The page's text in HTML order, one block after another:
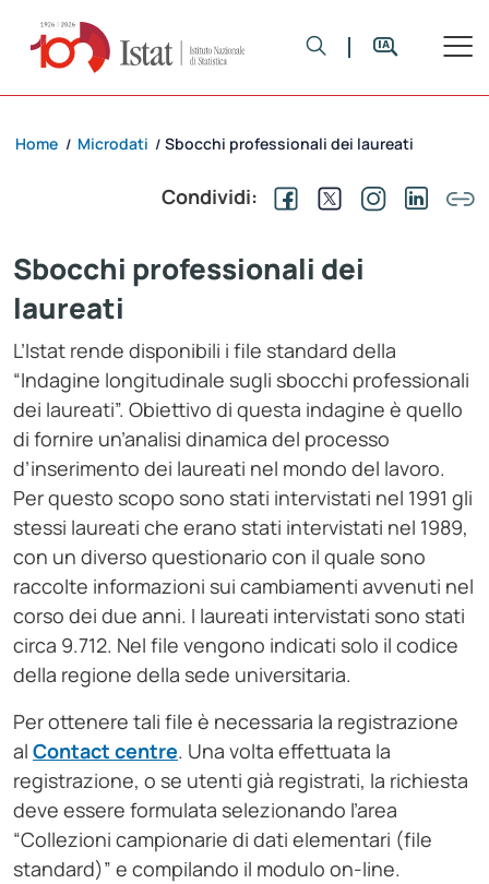
Home / Microdati / Sbocchi professionali dei laureati
Condividi:
Sbocchi professionali dei
laureati
L’Istat rende disponibili i file standard della
“Indagine longitudinale sugli sbocchi professionali
dei laureati”. Obiettivo di questa indagine è quello
di fornire un’analisi dinamica del processo
d’inserimento dei laureati nel mondo del lavoro.
Per questo scopo sono stati intervistati nel 1991 gli
stessi laureati che erano stati intervistati nel 1989,
con un diverso questionario con il quale sono
raccolte informazioni sui cambiamenti avvenuti nel
corso dei due anni. I laureati intervistati sono stati
circa 9.712. Nel file vengono indicati solo il codice
della regione della sede universitaria.
Per ottenere tali file è necessaria la registrazione
al Contact centre. Una volta effettuata la
registrazione, o se utenti già registrati, la richiesta
deve essere formulata selezionando l’area
“Collezioni campionarie di dati elementari (file
standard)” e compilando il modulo on-line.